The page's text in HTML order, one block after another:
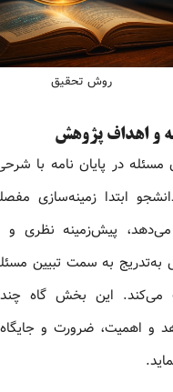
روش تحقیق
مسئله در پایان نامه با
ابتدا زمینه‌سازی
پیش‌زمینه نظری و
به سمت تبیین
این بخش گاه
و اهمیت، ضرورت و جایگاه